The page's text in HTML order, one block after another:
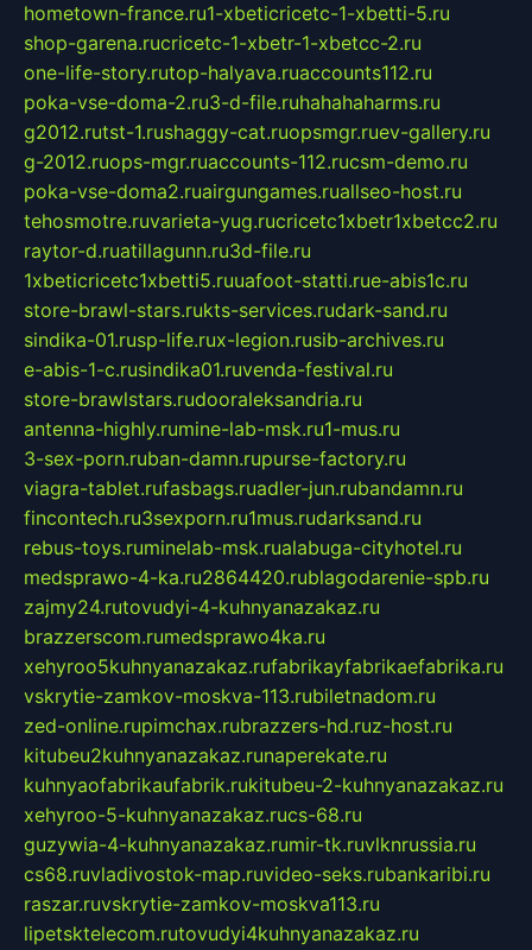
hometown-france.ru1-xbeticricetc-1-xbetti-5.ru
shop-garena.rucricetc-1-xbetr-1-xbetcc-2.ru
one-life-story.rutop-halyava.ruaccounts112.ru
poka-vse-doma-2.ru3-d-file.ruhahahaharms.ru
g2012.rutst-1.rushaggy-cat.ruopsmgr.ruev-gallery.ru
g-2012.ruops-mgr.ruaccounts-112.rucsm-demo.ru
poka-vse-doma2.ruairgungames.ruallseo-host.ru
tehosmotre.ruvarieta-yug.rucricetc1xbetr1xbetcc2.ru
raytor-d.ruatillagunn.ru3d-file.ru
1xbeticricetc1xbetti5.ruuafoot-statti.rue-abis1c.ru
store-brawl-stars.rukts-services.rudark-sand.ru
sindika-01.rusp-life.rux-legion.rusib-archives.ru
e-abis-1-c.rusindika01.ruvenda-festival.ru
store-brawlstars.rudooraleksandria.ru
antenna-highly.rumine-lab-msk.ru1-mus.ru
3-sex-porn.ruban-damn.rupurse-factory.ru
viagra-tablet.rufasbags.ruadler-jun.rubandamn.ru
fincontech.ru3sexporn.ru1mus.rudarksand.ru
rebus-toys.ruminelab-msk.rualabuga-cityhotel.ru
medsprawo-4-ka.ru2864420.rublagodarenie-spb.ru
zajmy24.rutovudyi-4-kuhnyanazakaz.ru
brazzerscom.rumedsprawo4ka.ru
xehyroo5kuhnyanazakaz.rufabrikayfabrikaefabrika.ru
vskrytie-zamkov-moskva-113.rubiletnadom.ru
zed-online.rupimchax.rubrazzers-hd.ruz-host.ru
kitubeu2kuhnyanazakaz.runaperekate.ru
kuhnyaofabrikaufabrik.rukitubeu-2-kuhnyanazakaz.ru
xehyroo-5-kuhnyanazakaz.rucs-68.ru
guzywia-4-kuhnyanazakaz.rumir-tk.ruvlknrussia.ru
cs68.ruvladivostok-map.ruvideo-seks.rubankaribi.ru
raszar.ruvskrytie-zamkov-moskva113.ru
lipetsktelecom.rutovudyi4kuhnyanazakaz.ru